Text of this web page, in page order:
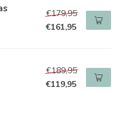
€179,95
€161,95
€189,95
€119,95